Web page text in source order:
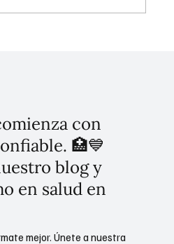
con
🏥💙
blog y
en salud en
mejor. Únete a nuestra